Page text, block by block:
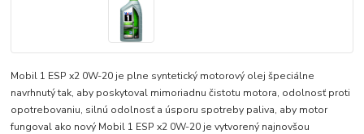
Mobil 1 ESP x2 0W-20 je plne syntetický motorový olej špeciálne
navrhnutý tak, aby poskytoval mimoriadnu čistotu motora, odolnosť proti
opotrebovaniu, silnú odolnosť a úsporu spotreby paliva, aby motor
fungoval ako nový Mobil 1 ESP x2 0W-20 je vytvorený najnovšou